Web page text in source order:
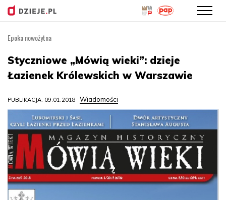
treści
Epoka nowożytna
Styczniowe „Mówią wieki”: dzieje
Łazienek Królewskich w Warszawie
PUBLIKACJA: 09.01.2018 Wiadomości